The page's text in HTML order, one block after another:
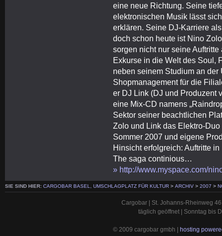
eine neue Richtung. Seine
elektronischen Musik lässt
erklären. Seine DJ-Karriere
doch schon heute ist Nino
sorgen nicht nur seine
Exkurse in die Welt des Soul,
neben seinem Studium an
Shopmanagement für die
er DJ Link (DJ und Produzent
eine Mix-CD namens
Sektor seiner beachtlichen
Zolo und Link das Elektro-
Sommer 2007 und eigene
Hinsicht erfolgreich: Auftritte
The saga continious…
» http://www.myspace.com/
SIE SIND HIER: CARGOBAR BASEL, UMSCHLAGPLATZ FÜR KULTUR > ARCHIV > 2007 >
Cargobar | St. Johanns-Rheinweg
täglich geöffnet | Sonntag bis
© 2009 cargobar gmbh | hosting